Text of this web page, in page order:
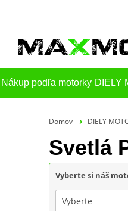
Nákup podľa motorky DIELY
Domov DIELY
Svetlá
Vyberte si náš
Vyberte